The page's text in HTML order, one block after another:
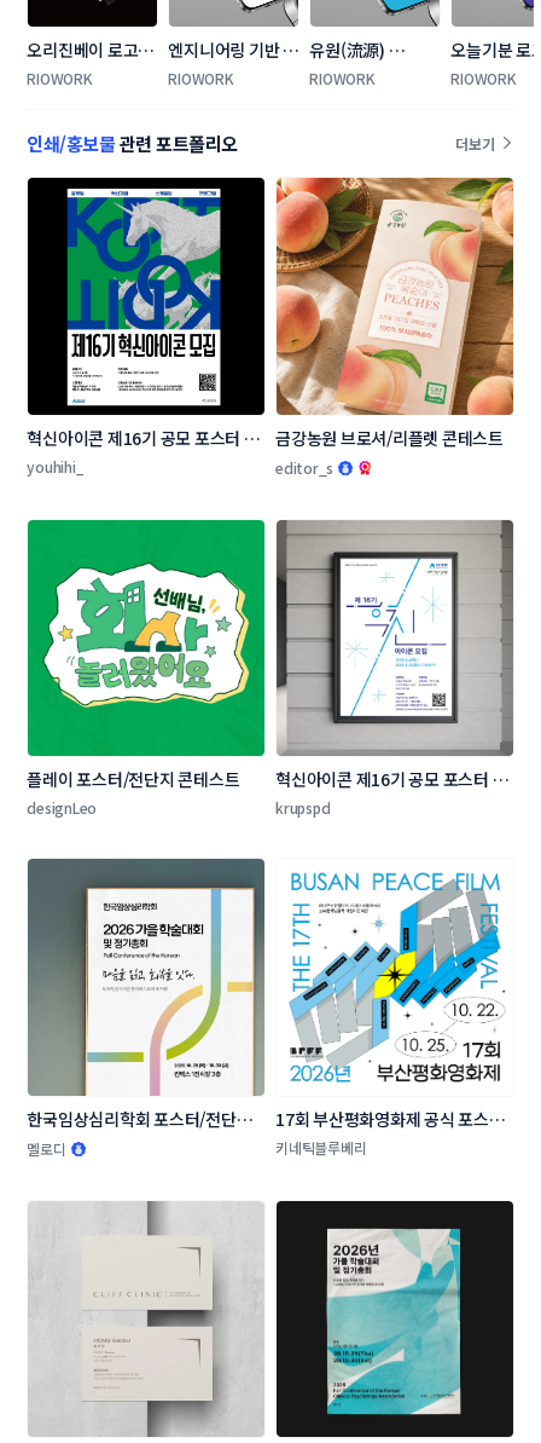
오리진베이 로고
+명함 콘테스트
RIOWORK
엔지니어링 기반 건
축 브랜드 'MITA'
RIOWORK
유원(流源)
Company 로고 콘
RIOWORK
오늘기분 로
스트
RIOWORK
인쇄/홍보물관련 포트폴리오 더보기
혁신아이콘 제16기 공모 포스터 디
자인 콘테스트
youhihi_
금강농원 브로셔/리플렛 콘테스트
editor_s
플레이 포스터/전단지 콘테스트
designLeo
혁신아이콘 제16기 공모 포스터 디
자인 콘테스트
krupspd
한국임상심리학회 포스터/전단지
콘테스트
멜로디
17회 부산평화영화제 공식 포스터
공모
키네틱블루베리